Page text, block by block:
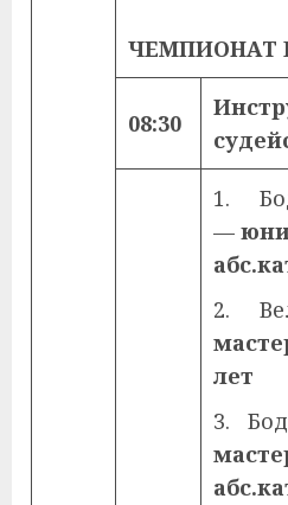
1-й
ЧЕМПИОНАТ
08:30
1.
—
2.
лет
3.